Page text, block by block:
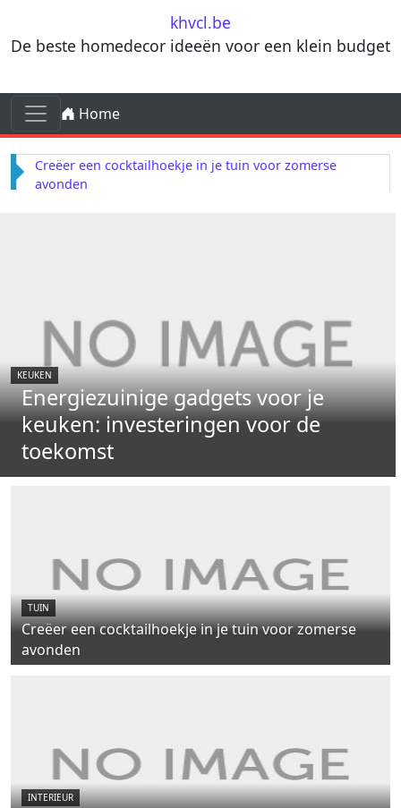
khvcl.be
De beste homedecor ideeën voor een klein budget
Skip to content
Main Navigation
Home
Creëer een cocktailhoekje in je tuin voor zomerse
avonden
KEUKEN
Energiezuinige gadgets voor je
keuken: investeringen voor de
toekomst
TUIN
Creëer een cocktailhoekje in je tuin voor zomerse
avonden
INTERIEUR